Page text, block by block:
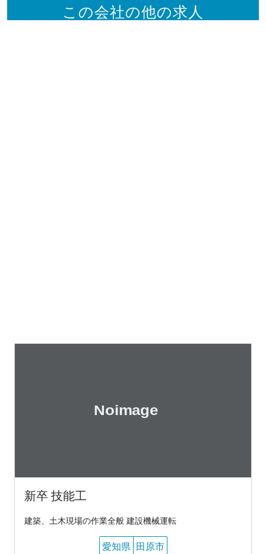
この会社の他の求人
新卒 技能工
建築、土木現場の作業全般 建設機械運転
愛知県 田原市